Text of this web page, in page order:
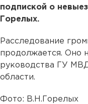
подпиской о
Горелых.
Расследование
продолжается. Оно
руководства ГУ
области.
Фото: В.Н.Горелых